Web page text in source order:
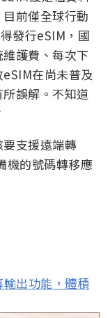
前僅全球行動
發行eSIM，國
護費、每次下
在尚未普及
誤解。不知道
支援遠端轉
機的號碼轉移應
出功能，體積